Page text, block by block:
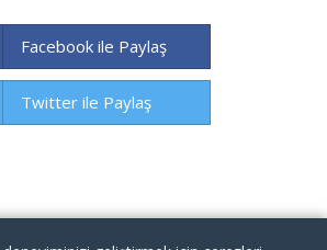
Facebook ile Paylaş
Twitter ile Paylaş